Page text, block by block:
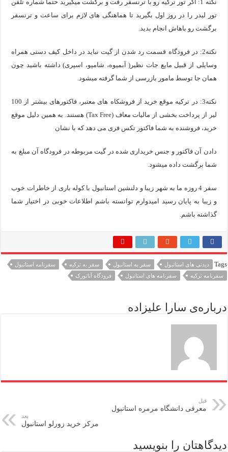
نکته 1: اگر تور ترکیه رو با ترنسفر رفت و برگشت میگیرید حتما شماره تلفن
تور لیدر را در روز اول بگیرید تا هماهنگی های لازم برای ساعت و ترنسفر
برگشت رو باهاش انجام بدید.
نکته2: در فرودگاه قسمت رد شدن از گیت نباید در داخل کیف دستی همراه
وسایلی از قبیل مایع جات نظیر( آبمیوه، شامپو، اسپری) داشته باشید چون
همان جا توسط مامور بازرسی از شما گرفته میشود.
نکته3: در ترکیه موقع خرید از فروشکاه های معتبر، فاکتورهای بیشتر از 100
لیر از پرداخت بخشی از مالیات معاف (Tax Free) هستند. به همین دلیل موقع
خرید، فروشنده به شما فاکتور تکس فری می دهد که با نشان
دادن آن فاکتور و جنس خریداری شده در گیت مربوطه در فرودگاه آن مبلغ به
شما برگشت داده میشود.
سفر 4 روزه ما به شهر زیبا و دلنشین استانبول با کوله باری از خاطرات خوب
و زیبا به پایان رسید امیدوارم توانسته باشم اطلاعات خوبی در اختیار شما
گذاشته باشم.
Tags دیدنی های استانبول سفر به استانبول سفر به ترکیه
سفرنامه استانبول
سفرنامه ترکیه
سفرنامه های استانبول فرودگاه آتاتورک
درباره‌ی سارا علیزاده
قبل
معرفی دانشگاه مرمره استانبول
بعد
مرکز خرید زورلو استانبول
دیدگاهتان را بنویسید